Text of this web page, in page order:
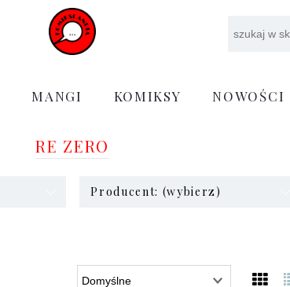
MANGI KOMIKSY NOWOŚCI
RE ZERO
Producent: (wybierz)